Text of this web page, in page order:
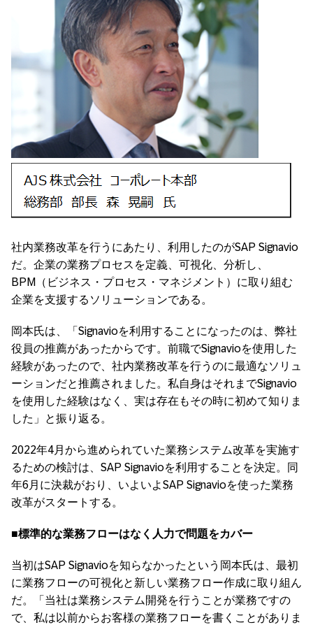
社内業務改革を行うにあたり、利用したのがSAP Signavio
だ。企業の業務プロセスを定義、可視化、分析し、
BPM（ビジネス・プロセス・マネジメント）に取り組む
企業を支援するソリューションである。
岡本氏は、「Signavioを利用することになったのは、弊社
役員の推薦があったからです。前職でSignavioを使用した
経験があったので、社内業務改革を行うのに最適なソリュ
ーションだと推薦されました。私自身はそれまでSignavio
を使用した経験はなく、実は存在もその時に初めて知りま
した」と振り返る。
2022年4月から進められていた業務システム改革を実施す
るための検討は、SAP Signavioを利用することを決定。同
年6月に決裁がおり、いよいよSAP Signavioを使った業務
改革がスタートする。
■標準的な業務フローはなく人力で問題をカバー
当初はSAP Signavioを知らなかったという岡本氏は、最初
に業務フローの可視化と新しい業務フロー作成に取り組ん
だ。「当社は業務システム開発を行うことが業務ですの
で、私は以前からお客様の業務フローを書くことがありま